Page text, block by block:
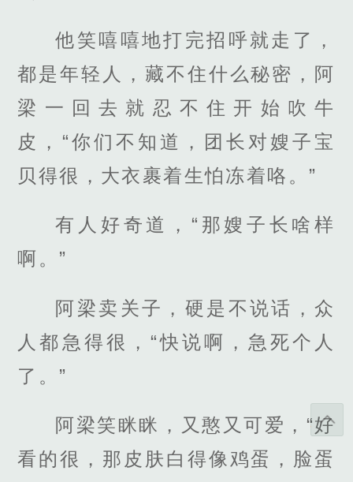
他笑嘻嘻地打完招呼就走了，
都是年轻人，藏不住什么秘密，阿
梁一回去就忍不住开始吹牛
皮，“你们不知道，团长对嫂子宝
贝得很，大衣裹着生怕冻着咯。”
有人好奇道，“那嫂子长啥样
啊。”
阿梁卖关子，硬是不说话，众
人都急得很，“快说啊，急死个人
了。”
阿梁笑眯眯，又憨又可爱，“好
看的很，那皮肤白得像鸡蛋，脸蛋